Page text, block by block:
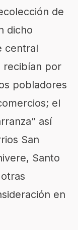
de
dicho
central
recibían por
pobladores
el
así
San
Santo
en